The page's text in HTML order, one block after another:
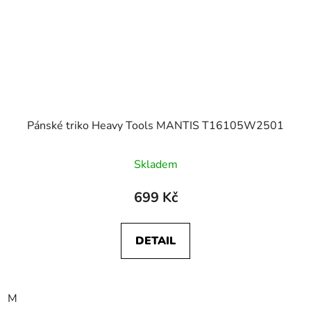
Pánské triko Heavy Tools MANTIS T16105W2501
Skladem
699 Kč
DETAIL
M